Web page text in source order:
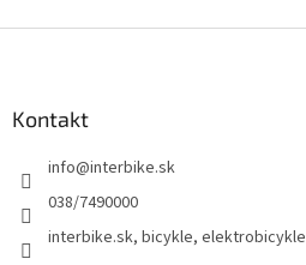
Kontakt
info@interbike.sk
038/7490000
interbike.sk, bicykle, elektrobicykle